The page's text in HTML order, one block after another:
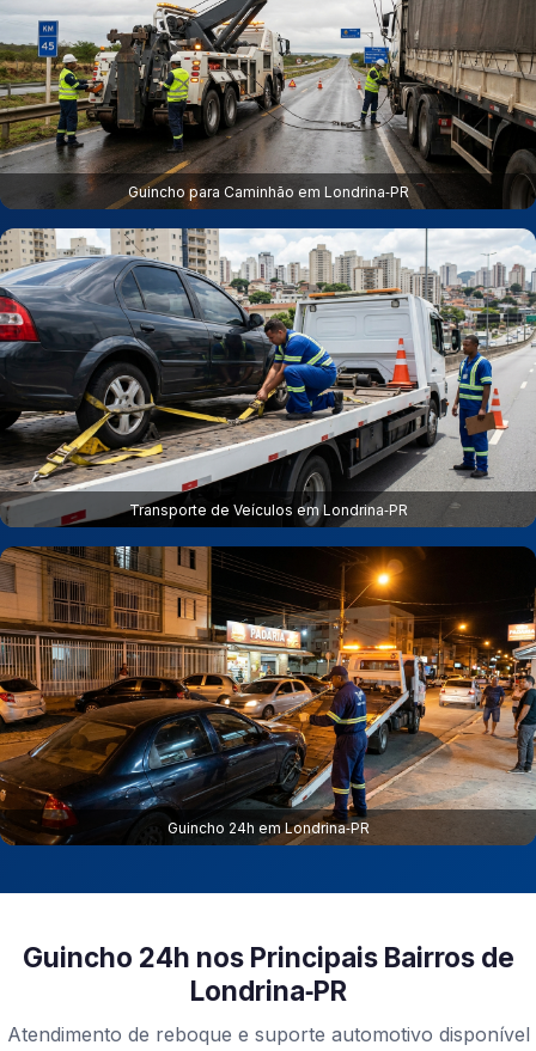
Guincho para Caminhão em Londrina‑PR
Transporte de Veículos em Londrina‑PR
Guincho 24h em Londrina‑PR
Guincho 24h nos Principais Bairros de
Londrina‑PR
Atendimento de reboque e suporte automotivo disponível